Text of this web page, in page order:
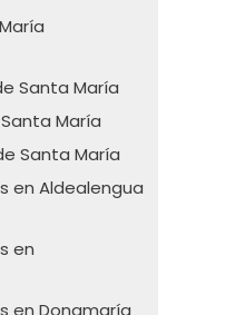
Santa María
María
Santa María
en Aldealengua
en
en Donamaría